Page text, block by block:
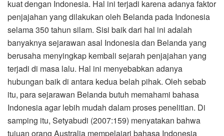
kuat dengan Indonesia. Hal ini terjadi karena adanya faktor
penjajahan yang dilakukan oleh Belanda pada Indonesia
selama 350 tahun silam. Sisi baik dari hal ini adalah
banyaknya sejarawan asal Indonesia dan Belanda yang
berusaha menyingkap kembali sejarah penjajahan yang
terjadi di masa lalu. Hal ini menyebabkan adanya
hubungan baik di antara kedua belah pihak. Oleh sebab
itu, para sejarawan Belanda butuh memahami bahasa
Indonesia agar lebih mudah dalam proses penelitian. Di
samping itu, Setyabudi (2007:159) menyatakan bahwa
tujuan orang Australia mempelajari bahasa Indonesia